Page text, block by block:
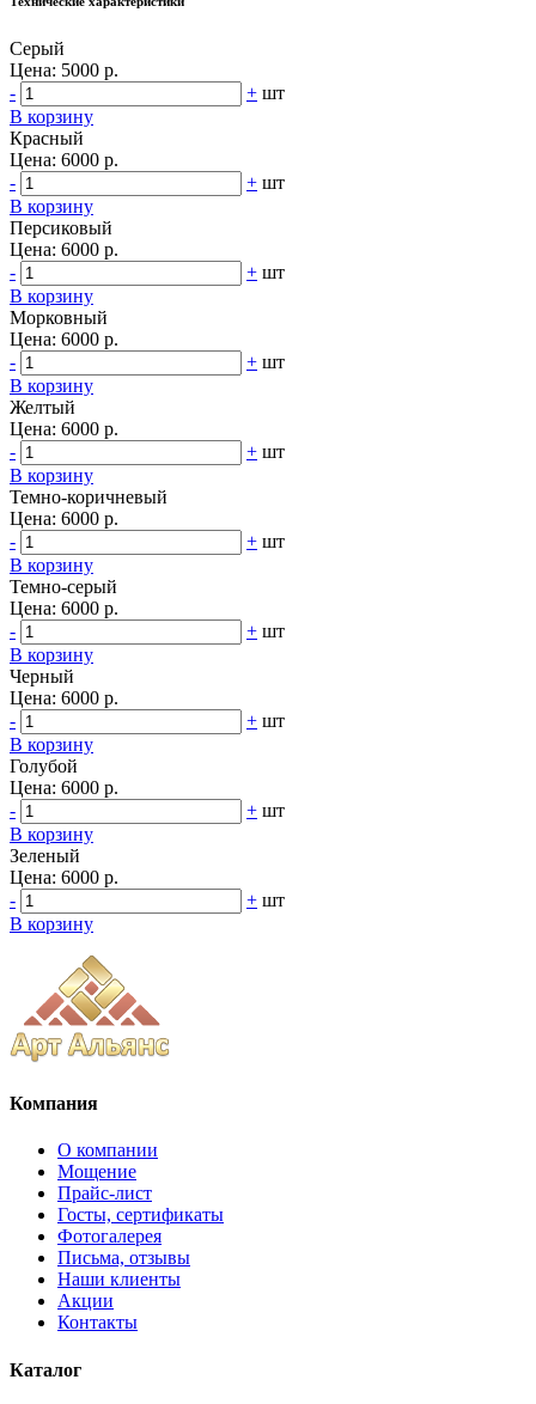
Серый
Цена: 5000 р.
-
+ шт
В корзину
Красный
Цена: 6000 р.
-
+ шт
В корзину
Персиковый
Цена: 6000 р.
-
+ шт
В корзину
Морковный
Цена: 6000 р.
-
+ шт
В корзину
Желтый
Цена: 6000 р.
-
+ шт
В корзину
Темно-коричневый
Цена: 6000 р.
-
+ шт
В корзину
Темно-серый
Цена: 6000 р.
-
+ шт
В корзину
Черный
Цена: 6000 р.
-
+ шт
В корзину
Голубой
Цена: 6000 р.
-
+ шт
В корзину
Зеленый
Цена: 6000 р.
-
+ шт
В корзину
Компания
О компании
Мощение
Прайс-лист
Госты, сертификаты
Фотогалерея
Письма, отзывы
Наши клиенты
Акции
Контакты
Каталог